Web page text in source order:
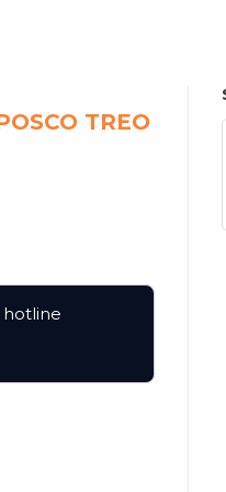
TREO
hotline